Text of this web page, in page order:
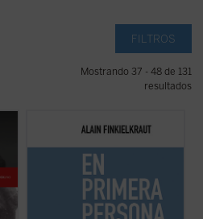
FILTROS
Mostrando 37 - 48 de 131
resultados
cuentas, por atrincherarme en la fortaleza
cartas sobre la mesa, digo desde dónde
hablo (...) Con todo, como escribió
Kierkegaard, 'pensar es una cosa, existir ...